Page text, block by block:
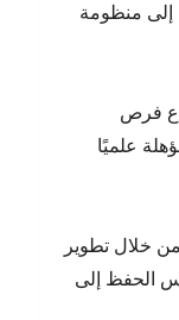
إلى منظومة
فرص
علميًا
خلال تطوير
الحفظ إلى